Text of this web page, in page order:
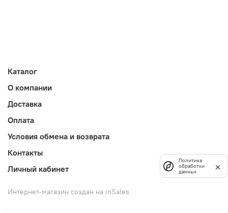
Каталог
О компании
Доставка
Оплата
Условия обмена и возврата
Контакты
Личный кабинет
Интернет-магазин создан на inSales
Политика
обработки
данных